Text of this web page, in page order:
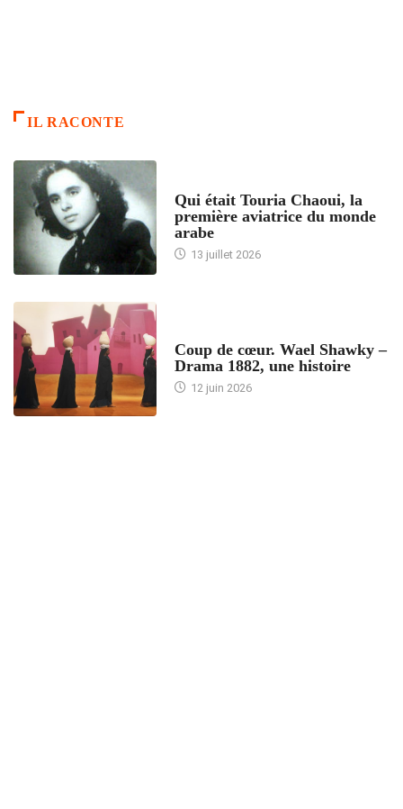
IL RACONTE
Qui était Touria Chaoui, la
première aviatrice du monde
arabe
13 juillet 2026
Coup de cœur. Wael Shawky –
Drama 1882, une histoire
12 juin 2026